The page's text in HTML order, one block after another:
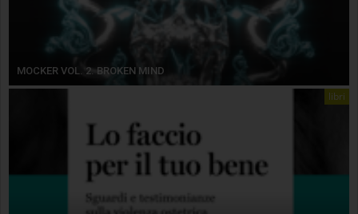
MOCKER VOL. 2. BROKEN MIND
libri